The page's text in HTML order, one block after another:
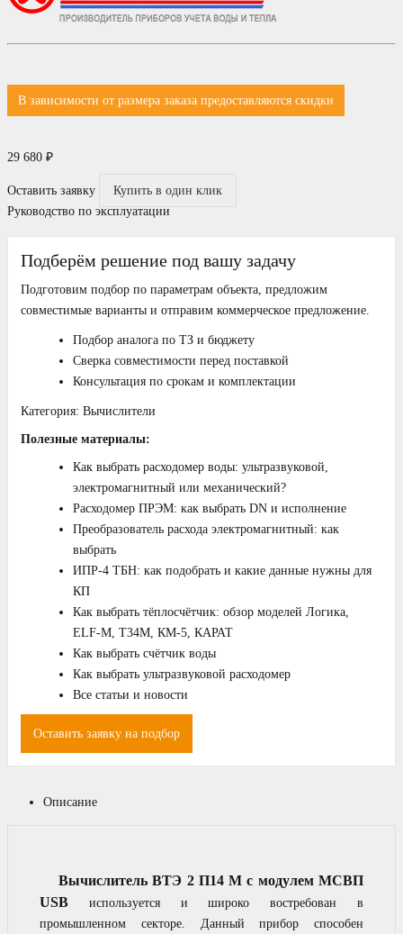
В зависимости от размера заказа предоставляются скидки
29 680 ₽
Оставить заявку
Купить в один клик
Руководство по эксплуатации
Подберём решение под вашу задачу
Подготовим подбор по параметрам объекта, предложим
совместимые варианты и отправим коммерческое предложение.
Подбор аналога по ТЗ и бюджету
Сверка совместимости перед поставкой
Консультация по срокам и комплектации
Категория: Вычислители
Полезные материалы:
Как выбрать расходомер воды: ультразвуковой,
электромагнитный или механический?
Расходомер ПРЭМ: как выбрать DN и исполнение
Преобразователь расхода электромагнитный: как
выбрать
ИПР‑4 ТБН: как подобрать и какие данные нужны для
КП
Как выбрать тёплосчётчик: обзор моделей Логика,
ELF‑M, T34M, КМ‑5, КАРАТ
Как выбрать счётчик воды
Как выбрать ультразвуковой расходомер
Все статьи и новости
Оставить заявку на подбор
Описание
Вычислитель ВТЭ 2 П14 М с модулем МСВП
USB используется и широко востребован в
промышленном секторе. Данный прибор способен